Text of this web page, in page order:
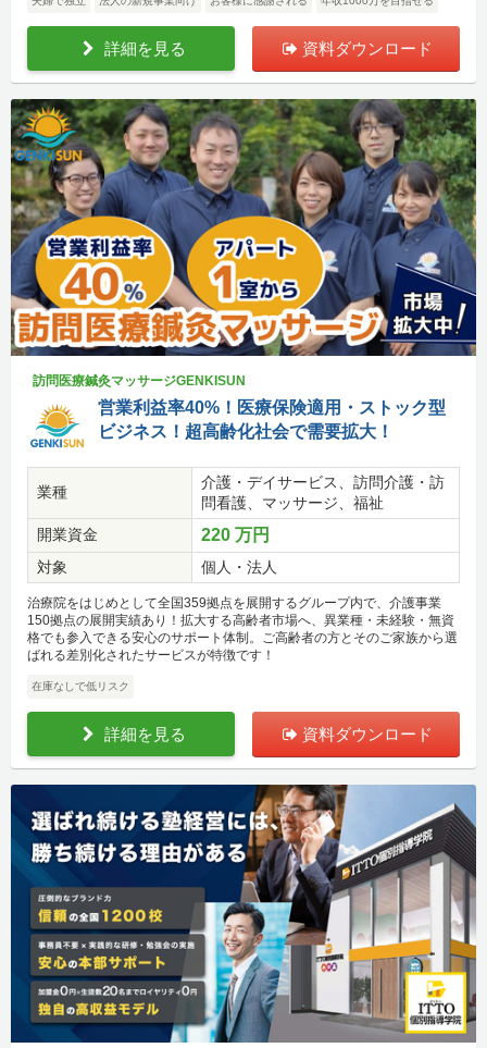
詳細を見る 資料ダウンロード
訪問医療鍼灸マッサージGENKISUN
営業利益率40%！医療保険適用・ストック型
ビジネス！超高齢化社会で需要拡大！
業種
介護・デイサービス、訪問介護・訪
問看護、マッサージ、福祉
開業資金
220 万円
対象 個人・法人
治療院をはじめとして全国359拠点を展開するグループ内で、介護事業
150拠点の展開実績あり！拡大する高齢者市場へ、異業種・未経験・無資
格でも参入できる安心のサポート体制。ご高齢者の方とそのご家族から選
ばれる差別化されたサービスが特徴です！
在庫なしで低リスク
詳細を見る 資料ダウンロード